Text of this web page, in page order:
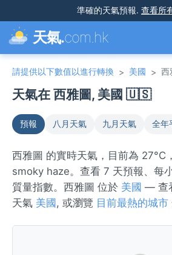
準確的天氣預報. 查看所
天氣.com.hk
請提供以下數值以進行轉換 > 美國 > 西
天氣在 西雅圖, 美國 🇺🇸
預報 八月天氣 九月天氣 全年
西雅圖 的實時天氣，目前為 27°C
smoky haze。查看 7 天預報、每
質量指數。西雅圖 位於 美國 — 查
天氣 美國 , 或瀏覽 目前最熱的城市